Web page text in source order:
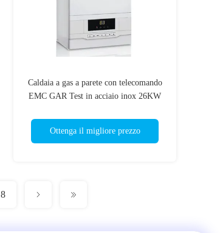
Caldaia a gas a parete con telecomando
EMC GAR Test in acciaio inox 26KW
Ottenga il migliore prezzo
8